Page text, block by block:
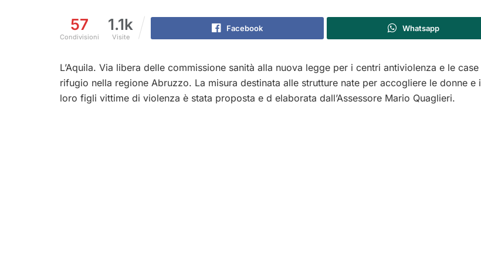
57
Condivisioni
1.1k
Visite
Facebook Whatsapp
L’Aquila. Via libera delle commissione sanità alla nuova legge per i centri antiviolenza e le case
rifugio nella regione Abruzzo. La misura destinata alle strutture nate per accogliere le donne e i
loro figli vittime di violenza è stata proposta e d elaborata dall’Assessore Mario Quaglieri.